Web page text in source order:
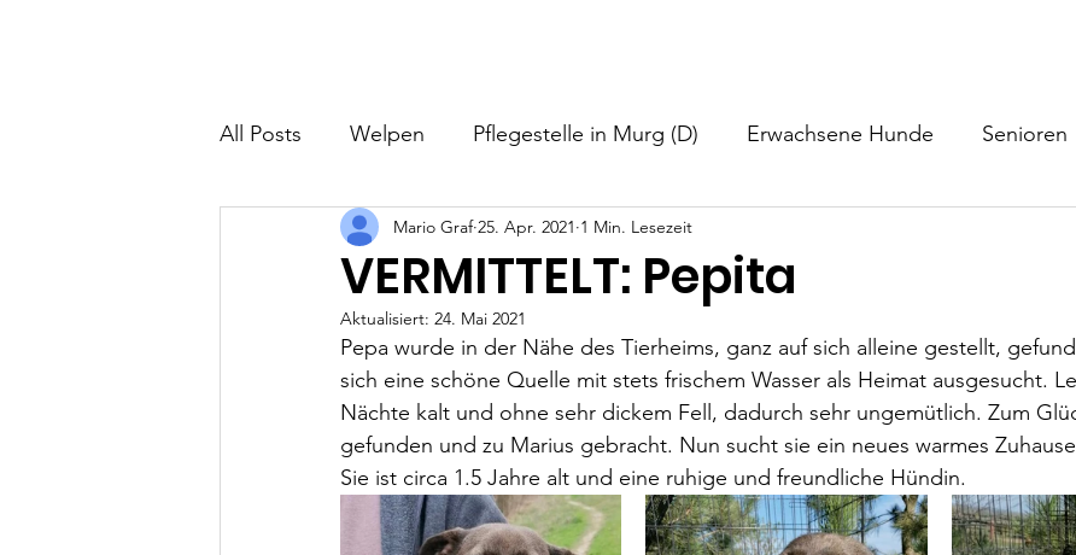
All Posts Welpen Pflegestelle in Murg (D) Erwachsene Hunde Senioren
VERMITTELT: Pepita
Mario Graf 25. Apr. 2021 1 Min. Lesezeit
Aktualisiert: 24. Mai 2021
Pepa wurde in der Nähe des Tierheims, ganz auf sich alleine gestellt,
sich eine schöne Quelle mit stets frischem Wasser als Heimat ausgesucht.
Nächte kalt und ohne sehr dickem Fell, dadurch sehr ungemütlich. Zum
gefunden und zu Marius gebracht. Nun sucht sie ein neues warmes
Sie ist circa 1.5 Jahre alt und eine ruhige und freundliche Hündin.